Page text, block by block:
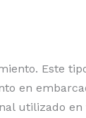
Este
en
utilizado en